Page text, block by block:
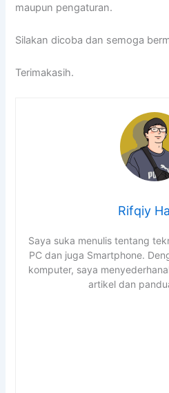
maupun pengaturan.
Silakan dicoba dan semoga
Terimakasih.
Rifqiy
Saya suka menulis tentang
PC dan juga Smartphone.
komputer, saya
artikel dan